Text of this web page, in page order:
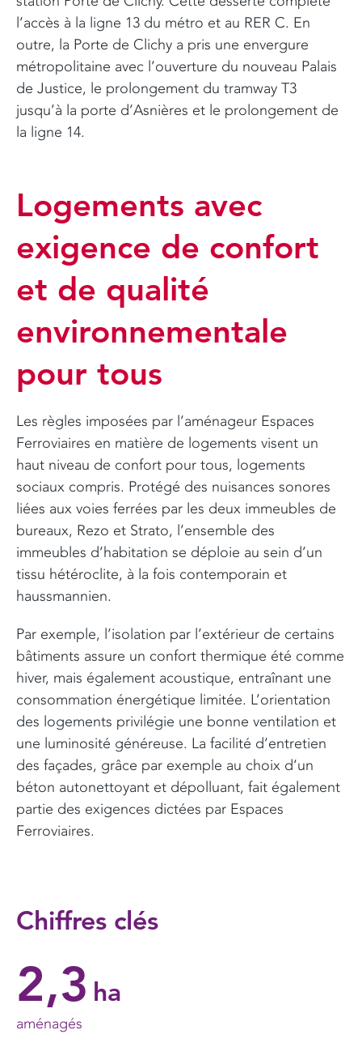
l’accès à la ligne 13 du métro et au RER C. En
outre, la Porte de Clichy a pris une envergure
métropolitaine avec l’ouverture du nouveau Palais
de Justice, le prolongement du tramway T3
jusqu’à la porte d’Asnières et le prolongement de
la ligne 14.
Logements avec
exigence de confort
et de qualité
environnementale
pour tous
Les règles imposées par l’aménageur Espaces
Ferroviaires en matière de logements visent un
haut niveau de confort pour tous, logements
sociaux compris. Protégé des nuisances sonores
liées aux voies ferrées par les deux immeubles de
bureaux, Rezo et Strato, l’ensemble des
immeubles d’habitation se déploie au sein d’un
tissu hétéroclite, à la fois contemporain et
haussmannien.
Par exemple, l’isolation par l’extérieur de certains
bâtiments assure un confort thermique été comme
hiver, mais également acoustique, entraînant une
consommation énergétique limitée. L’orientation
des logements privilégie une bonne ventilation et
une luminosité généreuse. La facilité d’entretien
des façades, grâce par exemple au choix d’un
béton autonettoyant et dépolluant, fait également
partie des exigences dictées par Espaces
Ferroviaires.
Chiffres clés
2,3 ha
aménagés